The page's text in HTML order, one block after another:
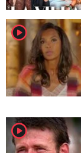
player2
player2